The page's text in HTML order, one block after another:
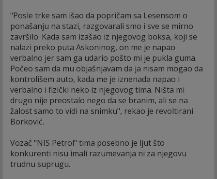
"Posle trke sam išao da popričam sa Lesensom o
ponašanju na stazi, razgovarali smo i sve se mirno
završilo. Kada sam izašao iz njegovog boksa, koji se
nalazi preko puta Askoninog, on me je napao
verbalno jer sam ga udario pošto mi je pukla guma.
Počeo sam da mu objašnjavam da ja nisam mogao da
kontrolišem auto, kada me je iznenada napao i
verbalno i fizički neko iz njegovog tima. Ništa mi
drugo nije preostalo nego da se branim, ali se na
žalost samo to vidi na snimku", rekao je revoltirani
Borković.
Vozač "NIS Petrol" tima posebno je ljut što
konkurenti nisu imali razumevanja ni za njegovu
trudnu suprugu.